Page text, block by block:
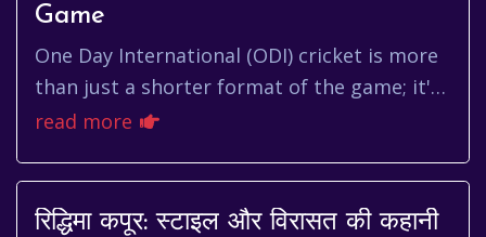
Game
One Day International (ODI) cricket is more
than just a shorter format of the game; it's
a thrilling spectacle of athleticism, strategy,
read more
रिद्धिमा कपूर: स्टाइल और विरासत की कहानी